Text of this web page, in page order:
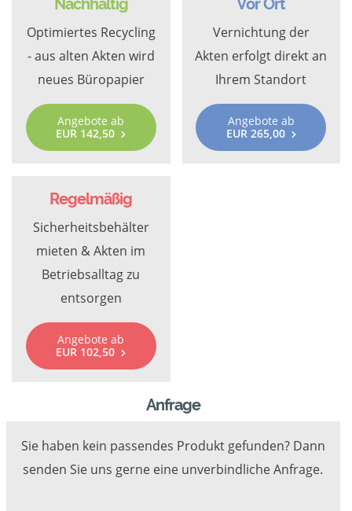
Nachhaltig
Optimiertes Recycling
- aus alten Akten wird
neues Büropapier
Angebote ab
EUR 142,50
Vor Ort
Vernichtung der
Akten erfolgt direkt an
Ihrem Standort
Angebote ab
EUR 265,00
Regelmäßig
Sicherheitsbehälter
mieten & Akten im
Betriebsalltag zu
entsorgen
Angebote ab
EUR 102,50
Anfrage
Sie haben kein passendes Produkt gefunden? Dann
senden Sie uns gerne eine unverbindliche Anfrage.